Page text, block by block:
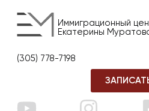
Иммиграционный
Екатерины
(305) 778-7198